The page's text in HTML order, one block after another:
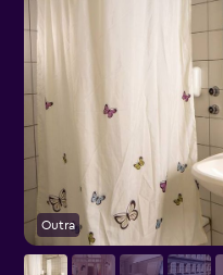
Outra